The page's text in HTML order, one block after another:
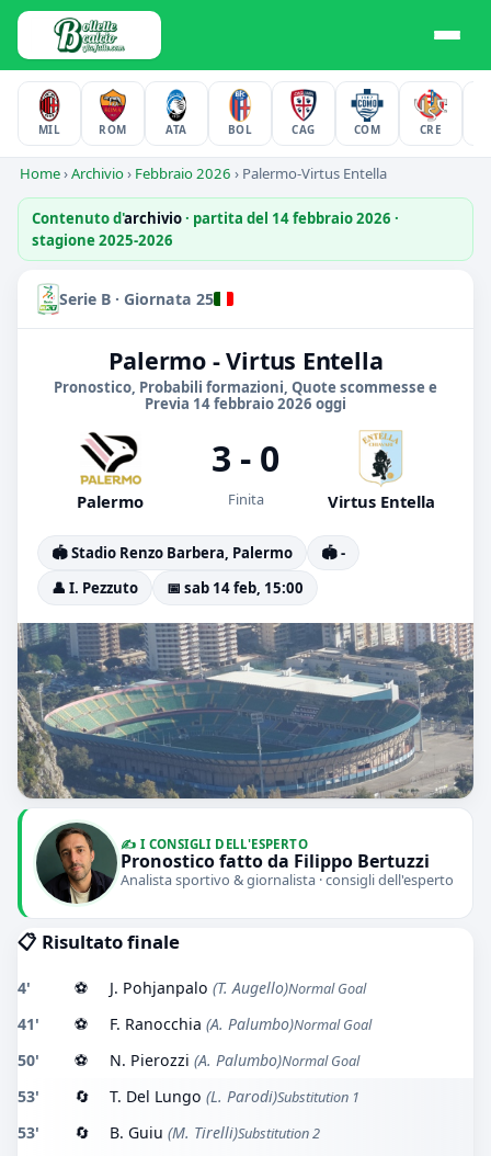
MIL ROM ATA BOL CAG COM CRE
Home›Archivio› Febbraio 2026 › Palermo-Virtus Entella
Contenuto d'archivio· partita del 14 febbraio 2026 ·
stagione 2025-2026
Serie B · Giornata 25
Palermo - Virtus Entella
Pronostico, Probabili formazioni, Quote scommesse e
Previa 14 febbraio 2026 oggi
Palermo
3 - 0
Finita Virtus Entella
🏟️ Stadio Renzo Barbera, Palermo
🏟️ -
👤 I. Pezzuto
📅 sab 14 feb, 15:00
✍️ I CONSIGLI DELL'ESPERTO
Pronostico fatto da Filippo Bertuzzi
Analista sportivo & giornalista · consigli dell'esperto
📋 Risultato finale
4' ⚽ J. Pohjanpalo (T. Augello)Normal Goal
41' ⚽ F. Ranocchia (A. Palumbo)Normal Goal
50' ⚽ N. Pierozzi (A. Palumbo)Normal Goal
53' 🔄 T. Del Lungo (L. Parodi)Substitution 1
53' 🔄 B. Guiu (M. Tirelli)Substitution 2